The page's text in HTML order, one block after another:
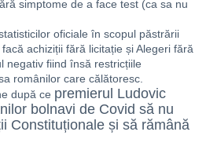
simptome de a face test (ca sa nu
oficiale în scopul păstrării
achiziții fără licitație și Alegeri fără
negativ fiind însă restricțiile
românilor care călătoresc.
după ce premierul Ludovic
bolnavi de Covid să nu
Constituționale și să rămână